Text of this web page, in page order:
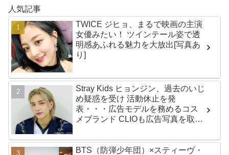
人気記事
TWICE ジヒョ、まるで映画の主演
女優みたい！ ツインテール姿で透
明感あふれる魅力を大放出[写真あ
り]
Stray Kids ヒョンジン、過去のいじ
め疑惑を受け 活動休止を発
表・・・広告モデルを務めるコス
メブランド CLIOも広告写真を取り
BTS（防弾少年団）×スティーヴ・